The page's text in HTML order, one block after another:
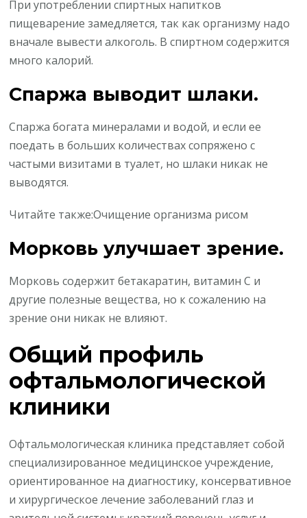
При употреблении спиртных напитков
пищеварение замедляется, так как организму надо
вначале вывести алкоголь. В спиртном содержится
много калорий.
Спаржа выводит шлаки.
Спаржа богата минералами и водой, и если ее
поедать в больших количествах сопряжено с
частыми визитами в туалет, но шлаки никак не
выводятся.
Читайте также:Очищение организма рисом
Морковь улучшает зрение.
Морковь содержит бетакаратин, витамин С и
другие полезные вещества, но к сожалению на
зрение они никак не влияют.
Общий профиль
офтальмологической
клиники
Офтальмологическая клиника представляет собой
специализированное медицинское учреждение,
ориентированное на диагностику, консервативное
и хирургическое лечение заболеваний глаз и